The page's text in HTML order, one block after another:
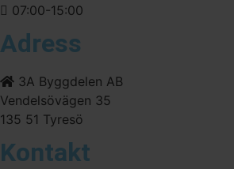
07:00-15:00
Adress
3A Byggdelen AB
Vendelsövägen 35
135 51 Tyresö
Kontakt